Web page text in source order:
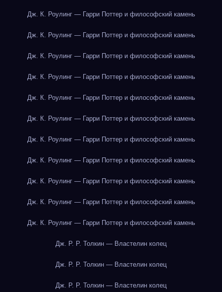
Дж. К. Роулинг — Гарри Поттер и философский камень
Дж. К. Роулинг — Гарри Поттер и философский камень
Дж. К. Роулинг — Гарри Поттер и философский камень
Дж. К. Роулинг — Гарри Поттер и философский камень
Дж. К. Роулинг — Гарри Поттер и философский камень
Дж. К. Роулинг — Гарри Поттер и философский камень
Дж. К. Роулинг — Гарри Поттер и философский камень
Дж. К. Роулинг — Гарри Поттер и философский камень
Дж. К. Роулинг — Гарри Поттер и философский камень
Дж. К. Роулинг — Гарри Поттер и философский камень
Дж. К. Роулинг — Гарри Поттер и философский камень
Дж. Р. Р. Толкин — Властелин колец
Дж. Р. Р. Толкин — Властелин колец
Дж. Р. Р. Толкин — Властелин колец